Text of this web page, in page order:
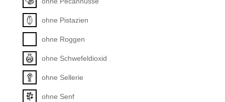
ohne Pistazien
ohne Roggen
ohne Schwefeldioxid
ohne Sellerie
ohne Senf